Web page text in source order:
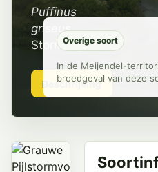
Puffinus
griseus
Stormvogels
Beschrijving
Overige soort
In de Meijendel-
broedgeval van deze